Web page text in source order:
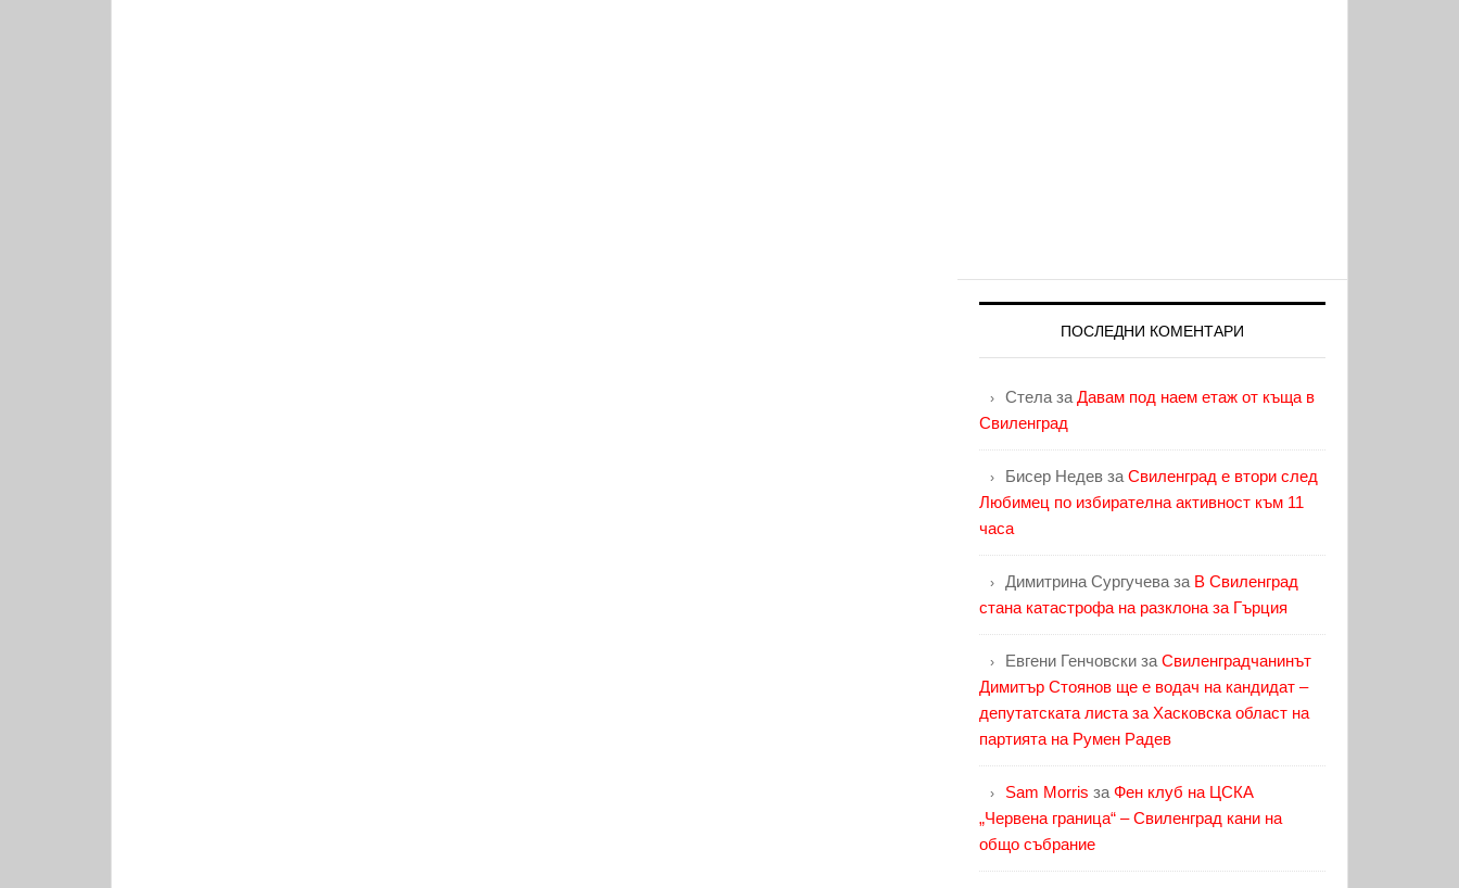
ПОСЛЕДНИ КОМЕНТАРИ
Стела за Давам под наем етаж от къща в
Свиленград
Бисер Недев за Свиленград е втори след
Любимец по избирателна активност към 11
часа
Димитрина Сургучева за В Свиленград
стана катастрофа на разклона за Гърция
Евгени Генчовски за Свиленградчанинът
Димитър Стоянов ще е водач на кандидат –
депутатската листа за Хасковска област на
партията на Румен Радев
Sam Morris за Фен клуб на ЦСКА
„Червена граница“ – Свиленград кани на
общо събрание